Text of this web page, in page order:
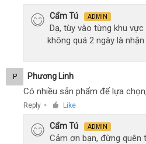
Cẩm Tú ADMIN
Dạ, tùy vào từng khu
không quá 2 ngày là
P Phương Linh
Có nhiều sản phẩm để lựa
Reply ● Like
Cẩm Tú ADMIN
Cảm ơn bạn, đừng quên